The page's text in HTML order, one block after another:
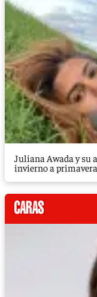
Juliana Awada y su
invierno a primavera